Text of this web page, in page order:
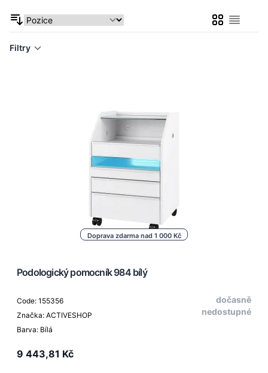
MřížkaSeznam
Filtry
Doprava zdarma nad 1 000 Kč
Podologický pomocník 984 bílý
Code: 155356
Značka: ACTIVESHOP
Barva: Bílá
dočasně
nedostupné
9 443,81 Kč